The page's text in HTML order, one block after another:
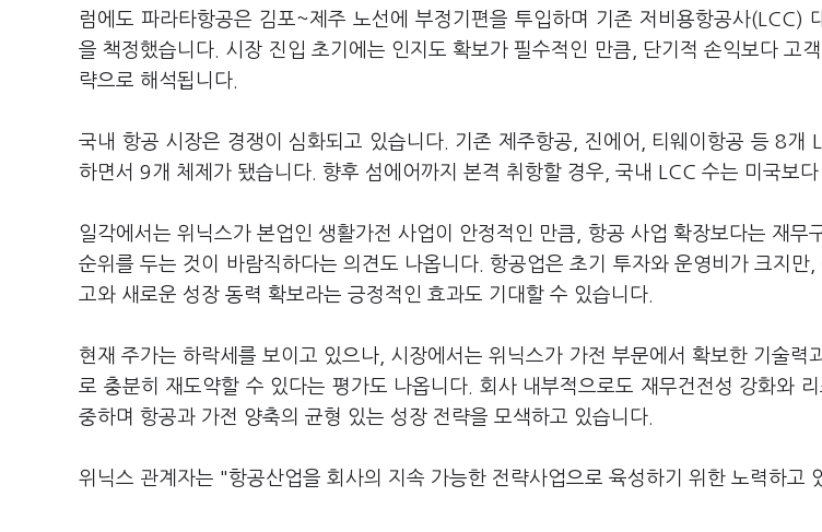
럼에도 파라타항공은 김포~제주 노선에 부정기편을 투입하며 기존 저비용항공사(LCC)
을 책정했습니다. 시장 진입 초기에는 인지도 확보가 필수적인 만큼, 단기적 손익보다 고
략으로 해석됩니다.
국내 항공 시장은 경쟁이 심화되고 있습니다. 기존 제주항공, 진에어, 티웨이항공 등 8개
하면서 9개 체제가 됐습니다. 향후 섬에어까지 본격 취항할 경우, 국내 LCC 수는 미국보다
일각에서는 위닉스가 본업인 생활가전 사업이 안정적인 만큼, 항공 사업 확장보다는 재무
순위를 두는 것이 바람직하다는 의견도 나옵니다. 항공업은 초기 투자와 운영비가 크지만,
고와 새로운 성장 동력 확보라는 긍정적인 효과도 기대할 수 있습니다.
현재 주가는 하락세를 보이고 있으나, 시장에서는 위닉스가 가전 부문에서 확보한 기술력
로 충분히 재도약할 수 있다는 평가도 나옵니다. 회사 내부적으로도 재무건전성 강화와
중하며 항공과 가전 양축의 균형 있는 성장 전략을 모색하고 있습니다.
위닉스 관계자는 "항공산업을 회사의 지속 가능한 전략사업으로 육성하기 위한 노력하고